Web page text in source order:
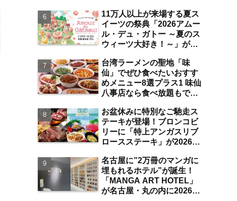
り・ジャズライブ・道路お
絵かきと楽しい企画がいっ
ぱいな夏祭りの見どころ
は？【まとめ／大曽根】
11万人以上が来場する夏ス
イーツの祭典「2026アムー
ル・デュ・ガトー ～夏のス
ウィーツ大好き！～」が
アール名古屋タカシマヤに
て開催 注目のスイーツは？
【名古屋駅】
台湾ラーメンの聖地「味
仙」でぜひ食べたいおすす
めメニュー8選プラス1 味仙
八事店なら食べ放題もでき
お盆休みに特別なご馳走ス
テーキが登場！ブロンコビ
リーに「特上アンガスリブ
ロースステーキ」が2026年
供 食べ放題の夏ブロンコ
ビュッフェにも注目【名古
屋発】
名古屋に”2万冊のマンガに
埋もれるホテル”が誕生！
「MANGA ART HOTEL」
が名古屋・丸の内に2026年